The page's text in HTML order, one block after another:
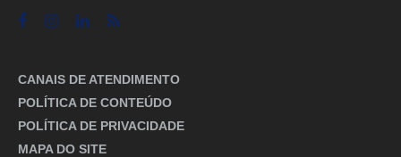
CANAIS DE ATENDIMENTO
POLÍTICA DE CONTEÚDO
POLÍTICA DE PRIVACIDADE
MAPA DO SITE